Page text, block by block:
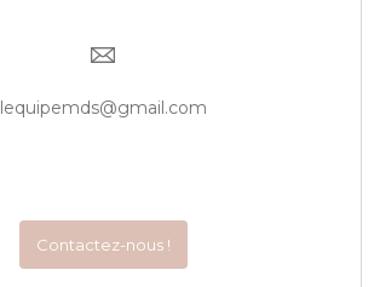
lequipemds@gmail.com
Contactez-nous !